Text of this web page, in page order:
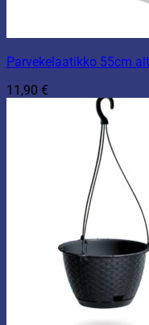
Parvekelaatikko 55cm
11,90 €